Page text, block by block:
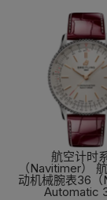
航空计时
（Navitimer）
动机械腕表36
Automatic